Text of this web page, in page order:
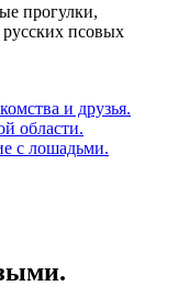
прогулки,
псовых